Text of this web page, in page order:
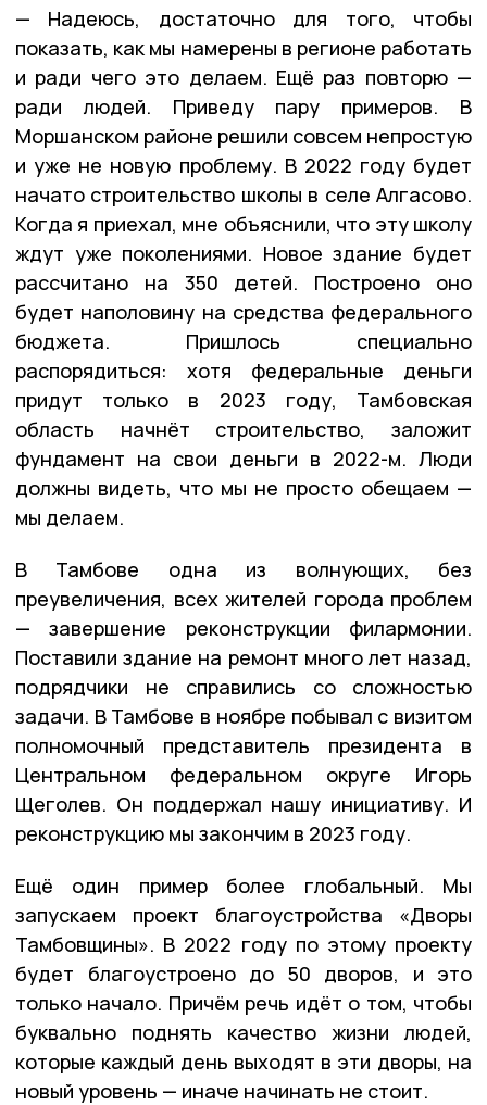
— Надеюсь, достаточно для того, чтобы
показать, как мы намерены в регионе работать
и ради чего это делаем. Ещё раз повторю —
ради людей. Приведу пару примеров. В
Моршанском районе решили совсем непростую
и уже не новую проблему. В 2022 году будет
начато строительство школы в селе Алгасово.
Когда я приехал, мне объяснили, что эту школу
ждут уже поколениями. Новое здание будет
рассчитано на 350 детей. Построено оно
будет наполовину на средства федерального
бюджета. Пришлось специально
распорядиться: хотя федеральные деньги
придут только в 2023 году, Тамбовская
область начнёт строительство, заложит
фундамент на свои деньги в 2022-м. Люди
должны видеть, что мы не просто обещаем —
мы делаем.
В Тамбове одна из волнующих, без
преувеличения, всех жителей города проблем
— завершение реконструкции филармонии.
Поставили здание на ремонт много лет назад,
подрядчики не справились со сложностью
задачи. В Тамбове в ноябре побывал с визитом
полномочный представитель президента в
Центральном федеральном округе Игорь
Щеголев. Он поддержал нашу инициативу. И
реконструкцию мы закончим в 2023 году.
Ещё один пример более глобальный. Мы
запускаем проект благоустройства «Дворы
Тамбовщины». В 2022 году по этому проекту
будет благоустроено до 50 дворов, и это
только начало. Причём речь идёт о том, чтобы
буквально поднять качество жизни людей,
которые каждый день выходят в эти дворы, на
новый уровень — иначе начинать не стоит.